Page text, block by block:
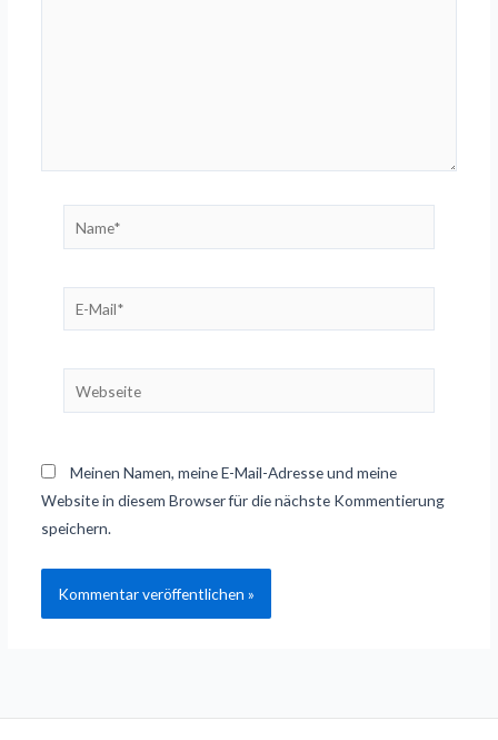
Name*
Mail*
Meinen Namen, meine E-Mail-Adresse und meine
Website in diesem Browser für die nächste Kommentierung
speichern.